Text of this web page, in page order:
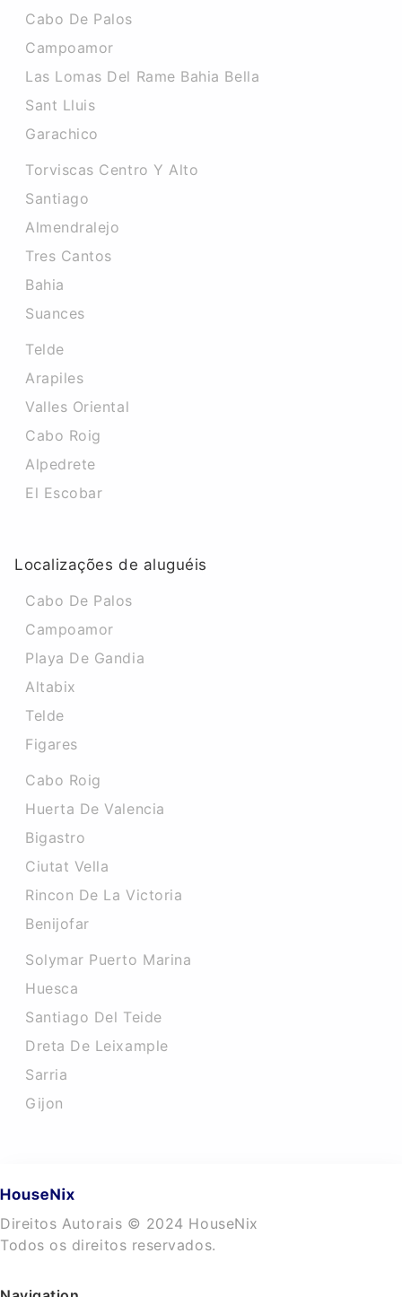
Cabo De Palos
Campoamor
Las Lomas Del Rame Bahia Bella
Sant Lluis
Garachico
Torviscas Centro Y Alto
Santiago
Almendralejo
Tres Cantos
Bahia
Suances
Telde
Arapiles
Valles Oriental
Cabo Roig
Alpedrete
El Escobar
Localizações de aluguéis
Cabo De Palos
Campoamor
Playa De Gandia
Altabix
Telde
Figares
Cabo Roig
Huerta De Valencia
Bigastro
Ciutat Vella
Rincon De La Victoria
Benijofar
Solymar Puerto Marina
Huesca
Santiago Del Teide
Dreta De Leixample
Sarria
Gijon
Direitos Autorais © 2024 HouseNix
Todos os direitos reservados.